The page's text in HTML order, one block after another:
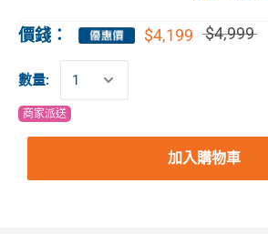
價錢： $4,199 $4,999
數量:
商家派送
加入購物車